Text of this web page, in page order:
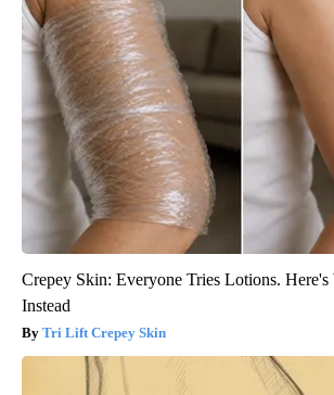
Crepey Skin: Everyone Tries Lotions.
Instead
Tri Lift Crepey Skin